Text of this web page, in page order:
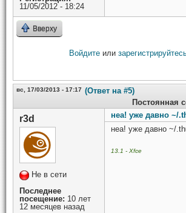
11/05/2012 - 18:24
Вверху
Войдите или
вс, 17/03/2013 - 17:17 (Ответ на #5)
Постоянная
r3d
Не в сети
Последнее
посещение: 10 лет
12 месяцев назад
неа! уже давно ~/
неа! уже давно ~/
13.1 - Xfce